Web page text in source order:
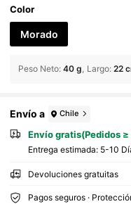
tecas, luces nocturnas,
leaños perfectos que
ra alegre a las fiestas de
Color
Morado
Peso Neto: 40 g Largo: 22
Envío a Chile
Envío gratis(Pedidos
Entrega estimada: 5-10
Devoluciones gratuitas
Pagos seguros ·